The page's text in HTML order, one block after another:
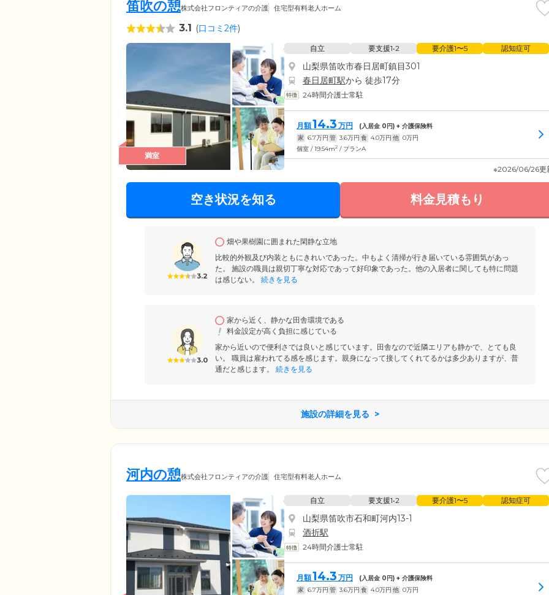
笛吹の憩株式会社フロンティアの介護 住宅型有料老人ホーム
3.1 (口コミ2件)
満室
自立 要支援1•2 要介護1〜5 認知症可
山梨県笛吹市春日居町鎮目301
春日居町駅から 徒歩17分
24時間介護士常駐
月額14.3 万円 (入居金 0円) + 介護保険料
家 6.7万円 管 3.6万円 食 4.0万円 他 0万円
個室 / 19.54m2 / プランA
※2026/06/26更
空き状況を知る 料金見積もり
3.2
畑や果樹園に囲まれた閑静な立地
比較的外観及び内装ともにきれいであった。中もよく清掃が行き届いている雰囲気があっ
た。 施設の職員は親切丁寧な対応であって好印象であった。他の入居者に関しても特に問題
は感じない。
続きを見る
3.0
家から近く、静かな田舎環境である
料金設定が高く負担に感じている
家から近いので便利さでは良いと感じています。田舎なので近隣エリアも静かで、とても良
い。 職員は雇われてる感を感じます。親身になって接してくれてるかは多少ありますが、普
通だと感じます。
続きを見る
施設の詳細を見る
河内の憩株式会社フロンティアの介護 住宅型有料老人ホーム
自立 要支援1•2 要介護1〜5 認知症可
山梨県笛吹市石和町河内13-1
酒折駅
24時間介護士常駐
月額14.3 万円 (入居金 0 円) + 介護保険料
家 6.7万円 管 3.6万円 食 4.0万円 他 0万円